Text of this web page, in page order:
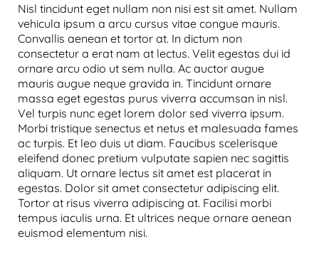
Nisl tincidunt eget nullam non nisi est sit amet. Nullam
vehicula ipsum a arcu cursus vitae congue mauris.
Convallis aenean et tortor at. In dictum non
consectetur a erat nam at lectus. Velit egestas dui id
ornare arcu odio ut sem nulla. Ac auctor augue
mauris augue neque gravida in. Tincidunt ornare
massa eget egestas purus viverra accumsan in nisl.
Vel turpis nunc eget lorem dolor sed viverra ipsum.
Morbi tristique senectus et netus et malesuada fames
ac turpis. Et leo duis ut diam. Faucibus scelerisque
eleifend donec pretium vulputate sapien nec sagittis
aliquam. Ut ornare lectus sit amet est placerat in
egestas. Dolor sit amet consectetur adipiscing elit.
Tortor at risus viverra adipiscing at. Facilisi morbi
tempus iaculis urna. Et ultrices neque ornare aenean
euismod elementum nisi.